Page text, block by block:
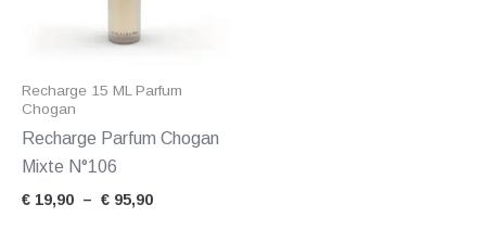
Recharge 15 ML Parfum
Chogan
Recharge Parfum Chogan
Mixte N°106
€ 19,90 – € 95,90